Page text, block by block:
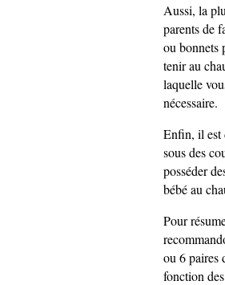
Aussi, la
parents de
ou bonnets
tenir au
laquelle
nécessaire.
Enfin, il est
sous des
posséder
bébé au
Pour
ou 6 paires
fonction